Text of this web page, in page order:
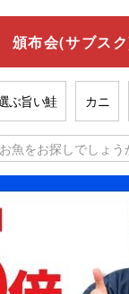
頒布会(サブス
い鮭